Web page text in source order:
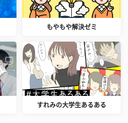
もやもや解決ゼミ
すれみの大学生あるある